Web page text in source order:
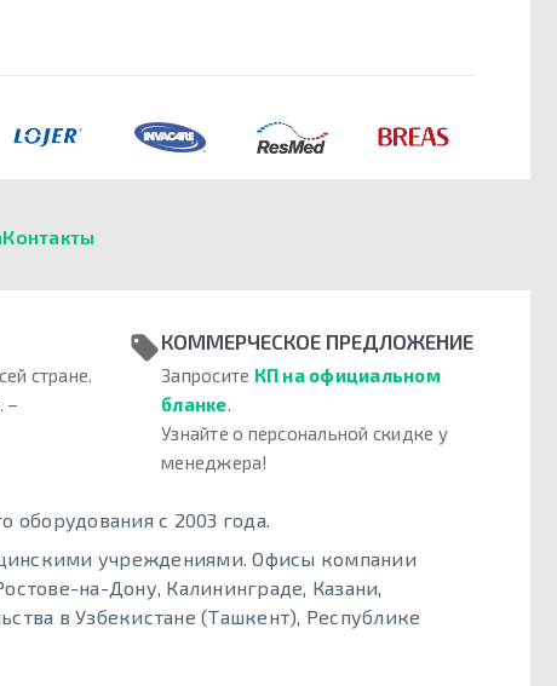
Контакты
стране.
–
КОММЕРЧЕСКОЕ ПРЕДЛОЖЕНИЕ
Запросите КП на официальном
бланке.
Узнайте о персональной скидке у
менеджера!
с 2003 года.
учреждениями. Офисы компании
на-Дону, Калининграде, Казани,
в Узбекистане (Ташкент), Республике